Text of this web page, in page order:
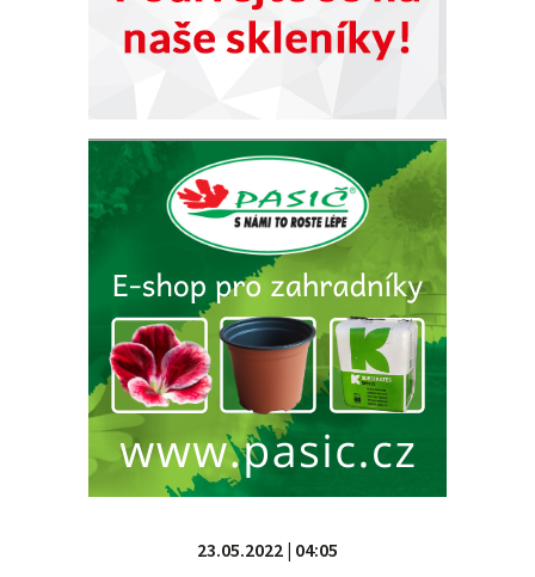
23.05.2022 | 04:05